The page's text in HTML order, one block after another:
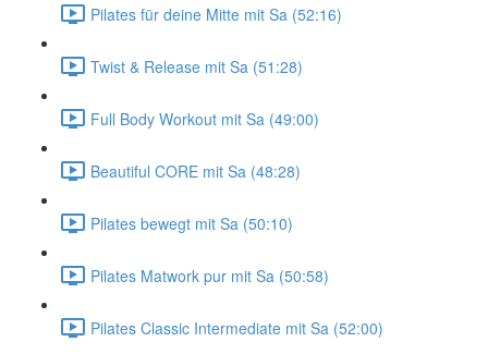
Pilates für deine Mitte mit Sa (52:16)
Twist & Release mit Sa (51:28)
Full Body Workout mit Sa (49:00)
Beautiful CORE mit Sa (48:28)
Pilates bewegt mit Sa (50:10)
Pilates Matwork pur mit Sa (50:58)
Pilates Classic Intermediate mit Sa (52:00)